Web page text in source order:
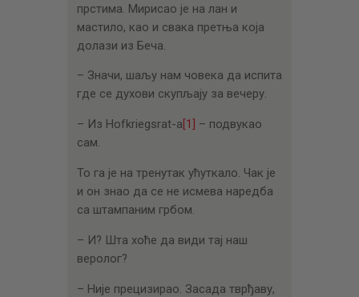
прстима. Мирисао је на лан и
мастило, као и свака претња која
долази из Беча.
– Значи, шаљу нам човека да испита
где се духови скупљају за вечеру.
– Из Hofkriegsrat-a [1]
– подвукао
сам.
То га је на тренутак ућуткало. Чак је
и он знао да се не исмева наредба
са штампаним грбом.
– И? Шта хоће да види тај наш
веролог?
– Није прецизирао. Засада тврђаву,